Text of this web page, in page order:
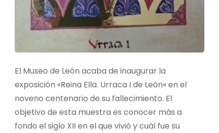
El Museo de León acaba de inaugurar la
exposición «Reina Ella. Urraca I de León» en el
noveno centenario de su fallecimiento. El
objetivo de esta muestra es conocer más a
fondo el siglo XII en el que vivió y cuál fue su